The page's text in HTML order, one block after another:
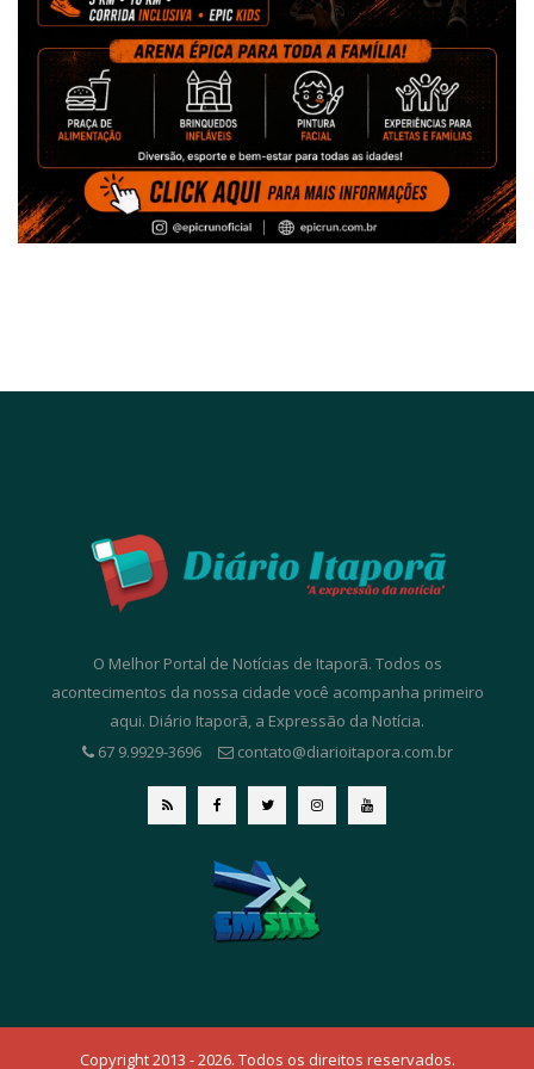
O Melhor Portal de Notícias de Itaporã. Todos os
acontecimentos da nossa cidade você acompanha primeiro
aqui. Diário Itaporã, a Expressão da Notícia.
67 9.9929-3696
contato@diarioitapora.com.br
Copyright 2013 - 2026. Todos os direitos reservados.